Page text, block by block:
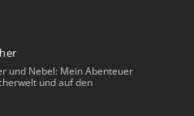
und Nebel: Mein Abenteuer
und auf den